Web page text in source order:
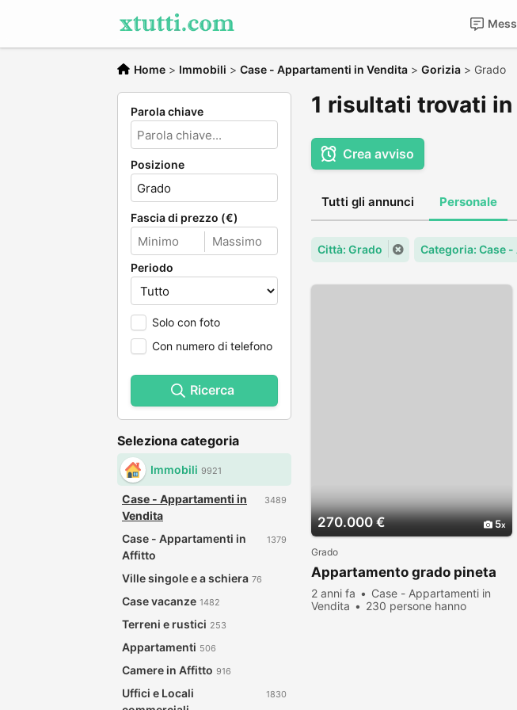
Home > Immobili > Case - Appartamenti in Vendita > Gorizia > Grado
Parola chiave
Posizione
Fascia di prezzo (€)
Periodo
Solo con foto
Con numero di telefono
Ricerca
Seleziona categoria
Immobili 9921
Case - Appartamenti in
Vendita
3489
Case - Appartamenti in
Affitto
1379
Ville singole e a schiera 76
Case vacanze 1482
Terreni e rustici 253
Appartamenti 506
Camere in Affitto 916
Uffici e Locali
1830
1 risultati trovati
Crea avviso
Tutti gli annunci Personale
Città: Grado Categoria: Case
270.000 € 5
Grado
Appartamento grado pineta
2 anni fa
Case - Appartamenti in
Vendita
230 persone hanno